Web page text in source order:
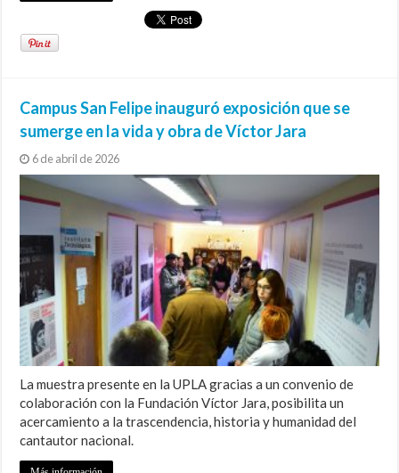
Campus San Felipe inauguró exposición que se
sumerge en la vida y obra de Víctor Jara
6 de abril de 2026
La muestra presente en la UPLA gracias a un convenio de
colaboración con la Fundación Víctor Jara, posibilita un
acercamiento a la trascendencia, historia y humanidad del
cantautor nacional.